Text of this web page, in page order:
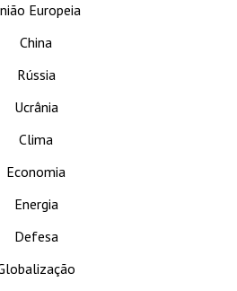
Europeia
China
Rússia
Ucrânia
Clima
Economia
Energia
Defesa